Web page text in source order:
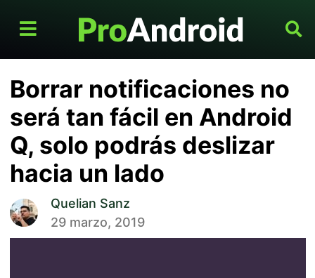
Borrar notificaciones no
será tan fácil en Android
Q, solo podrás deslizar
hacia un lado
Quelian Sanz
29 marzo, 2019